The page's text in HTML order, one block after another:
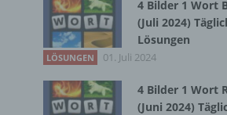
4 Bilder 1 Wort
(Juli 2024)
Lösungen
LÖSUNGEN 01. Juli 2024
4 Bilder 1 Wort
(Juni 2024)